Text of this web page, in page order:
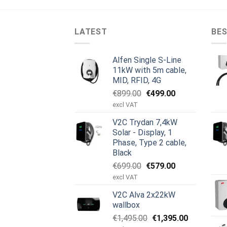
LATEST
Alfen Single S-Line
11kW with 5m cable,
MID, RFID, 4G
€899.00 Opprinnelig
€899.00.
€499.00Nåværende
€499.00.
excl VAT
V2C Trydan 7,4kW
Solar - Display, 1
Phase, Type 2 cable,
Black
€699.00 Opprinnelig
€699.00.
€579.00Nåværende
€579.00.
excl VAT
V2C Alva 2x22kW
wallbox
€1,495.00 Opprinnelig
€1,395.00Nåværende